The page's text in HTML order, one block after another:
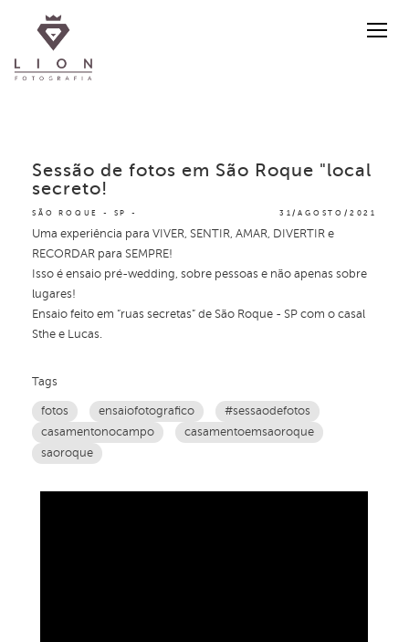
SÃO ROQUE - SP 31/AGOSTO/2021
Sessão de fotos em São Roque "local
secreto!
Uma experiência para VIVER, SENTIR, AMAR, DIVERTIR e
RECORDAR para SEMPRE!
Isso é ensaio pré-wedding, sobre pessoas e não apenas sobre
lugares!
Ensaio feito em “ruas secretas” de São Roque - SP com o casal
Sthe e Lucas.
Tags
fotos ensaiofotografico
#sessaodefotos
casamentonocampo
casamentoemsaoroque
saoroque